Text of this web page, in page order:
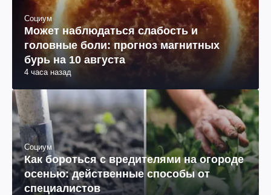
Социум
Может наблюдаться слабость и
головные боли: прогноз магнитных
бурь на 10 августа
4 часа назад
Социум
Как бороться с вредителями на огороде
осенью: действенные способы от
специалистов